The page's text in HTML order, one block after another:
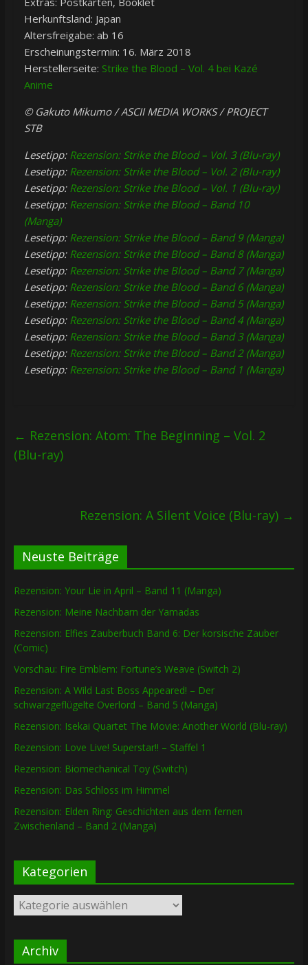
Herkunftsland: Japan
Altersfreigabe: ab 16
Erscheinungstermin: 16. März 2018
Herstellerseite: Strike the Blood – Vol. 4 bei Kazé
Anime
© Gakuto Mikumo / ASCII MEDIA WORKS / PROJECT
STB
Lesetipp: Rezension: Strike the Blood – Vol. 3 (Blu-ray)
Lesetipp: Rezension: Strike the Blood – Vol. 2 (Blu-ray)
Lesetipp: Rezension: Strike the Blood – Vol. 1 (Blu-ray)
Lesetipp: Rezension: Strike the Blood – Band 10
(Manga)
Lesetipp: Rezension: Strike the Blood – Band 9 (Manga)
Lesetipp: Rezension: Strike the Blood – Band 8 (Manga)
Lesetipp: Rezension: Strike the Blood – Band 7 (Manga)
Lesetipp: Rezension: Strike the Blood – Band 6 (Manga)
Lesetipp: Rezension: Strike the Blood – Band 5 (Manga)
Lesetipp: Rezension: Strike the Blood – Band 4 (Manga)
Lesetipp: Rezension: Strike the Blood – Band 3 (Manga)
Lesetipp: Rezension: Strike the Blood – Band 2 (Manga)
Lesetipp: Rezension: Strike the Blood – Band 1 (Manga)
← Rezension: Atom: The Beginning – Vol. 2
(Blu-ray)
Rezension: A Silent Voice (Blu-ray) →
Neuste Beiträge
Rezension: Your Lie in April – Band 11 (Manga)
Rezension: Meine Nachbarn der Yamadas
Rezension: Elfies Zauberbuch Band 6: Der korsische Zauber
(Comic)
Vorschau: Fire Emblem: Fortune’s Weave (Switch 2)
Rezension: A Wild Last Boss Appeared! – Der
schwarzgeflügelte Overlord – Band 5 (Manga)
Rezension: Isekai Quartet The Movie: Another World (Blu-ray)
Rezension: Love Live! Superstar!! – Staffel 1
Rezension: Biomechanical Toy (Switch)
Rezension: Das Schloss im Himmel
Rezension: Elden Ring: Geschichten aus dem fernen
Zwischenland – Band 2 (Manga)
Kategorien
Kategorien
Archiv